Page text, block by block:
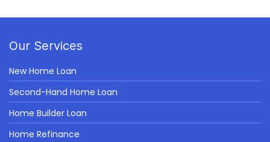
Our Services
New Home Loan
Second-Hand Home Loan
Home Builder Loan
Home Refinance